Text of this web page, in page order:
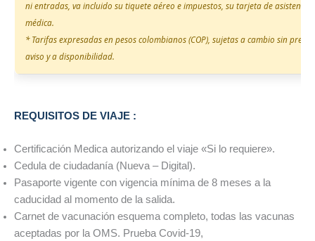
ni entradas, va incluido su tiquete aéreo e impuestos, su tarjeta de asistencia
médica.
* Tarifas expresadas en pesos colombianos (COP), sujetas a cambio sin previo
aviso y a disponibilidad.
REQUISITOS DE VIAJE :
Certificación Medica autorizando el viaje «Si lo requiere».
Cedula de ciudadanía (Nueva – Digital).
Pasaporte vigente con vigencia mínima de 8 meses a la
caducidad al momento de la salida.
Carnet de vacunación esquema completo, todas las vacunas
aceptadas por la OMS. Prueba Covid-19,